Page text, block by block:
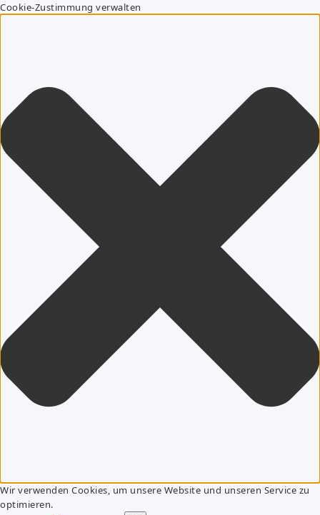
Cookie-Zustimmung verwalten
Wir verwenden Cookies, um unsere Website und unseren Service zu
optimieren.